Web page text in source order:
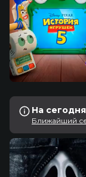
На
Ближайший